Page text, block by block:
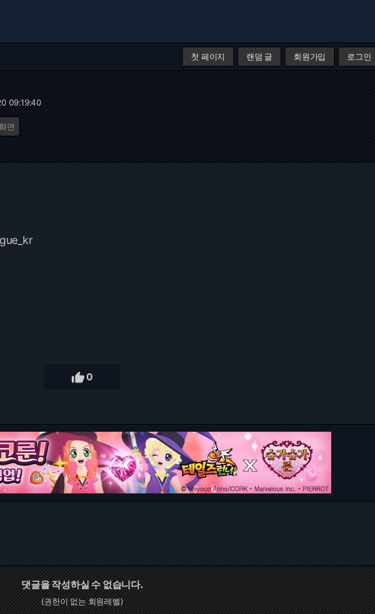
첫 페이지 랜덤 글 회원가입 로그인
09:19:40
면
0
댓글을 작성하실 수 없습니다.
(권한이 없는 회원레벨)